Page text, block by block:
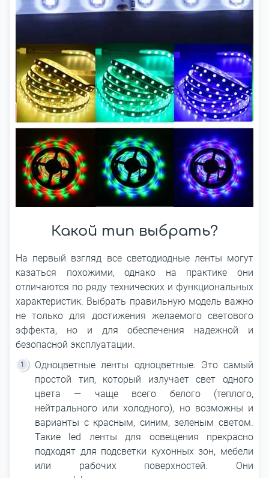
Какой тип выбрать?
На первый взгляд все светодиодные ленты могут
казаться похожими, однако на практике они
отличаются по ряду технических и функциональных
характеристик. Выбрать правильную модель важно
не только для достижения желаемого светового
эффекта, но и для обеспечения надежной и
безопасной эксплуатации.
Одноцветные ленты одноцветные. Это самый
простой тип, который излучает свет одного
цвета ― чаще всего белого (теплого,
нейтрального или холодного), но возможны и
варианты с красным, синим, зеленым светом.
Такие led ленты для освещения прекрасно
подходят для подсветки кухонных зон, мебели
или рабочих поверхностей. Они